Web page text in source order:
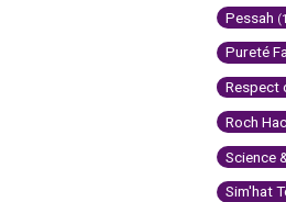
Pessah
Pureté
Respect
Roch
Science
Sim'hat